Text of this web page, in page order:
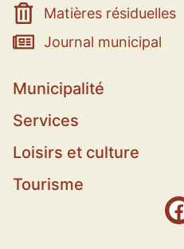
Matières résiduelles
Journal municipal
Municipalité
Services
Loisirs et culture
Tourisme